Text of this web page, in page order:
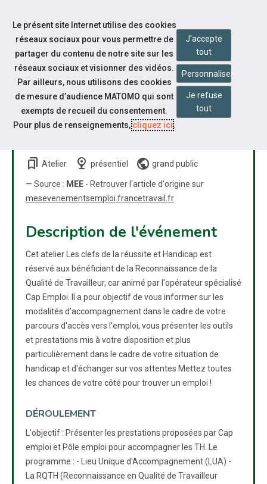
Aller au contenu
ATELIER TRAVAILLEURS
HANDICAPÉS : LES CLÉS DE
bookmarks Atelier nest_cam_indoor présentiel public grand public
— Source : MEE - Retrouver l'article d'origine sur
mesevenementsemploi.francetravail.fr
Description de l'événement
Cet atelier Les clefs de la réussite et Handicap est
réservé aux bénéficiant de la Reconnaissance de la
Qualité de Travailleur, car animé par l'opérateur spécialisé
Cap Emploi. Il a pour objectif de vous informer sur les
modalités d'accompagnement dans le cadre de votre
parcours d'accès vers l'emploi, vous présenter les outils
et prestations mis à votre disposition et plus
particulièrement dans le cadre de votre situation de
handicap et d'échanger sur vos attentes Mettez toutes
les chances de votre côté pour trouver un emploi !
DÉROULEMENT
L'objectif : Présenter les prestations proposées par Cap
emploi et Pôle emploi pour accompagner les TH. Le
programme : - Lieu Unique d'Accompagnement (LUA) -
La RQTH (Reconnaissance en Qualité de Travailleur
Le présent site Internet utilise des cookies
réseaux sociaux pour vous permettre de
partager du contenu de notre site sur les
réseaux sociaux et visionner des vidéos.
Par ailleurs, nous utilisons des cookies
de mesure d’audience MATOMO qui sont
exempts de recueil du consentement.
Pour plus de renseignements,cliquez ici.
J'accepte
tout
Personnaliser
Je refuse
tout